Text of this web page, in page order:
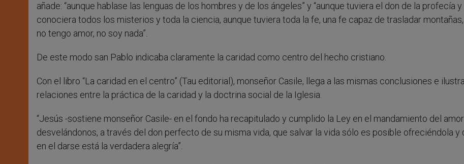
añade: “aunque hablase las lenguas de los hombres y de los ángeles” y “aunque tuviera el don de la profecía y
conociera todos los misterios y toda la ciencia, aunque tuviera toda la fe, una fe capaz de trasladar
no tengo amor, no soy nada”.
De este modo san Pablo indicaba claramente la caridad como centro del hecho cristiano.
Con el libro “La caridad en el centro” (Tau editorial), monseñor Casile, llega a las mismas conclusiones e
relaciones entre la práctica de la caridad y la doctrina social de la Iglesia.
“Jesús -sostiene monseñor Casile- en el fondo ha recapitulado y cumplido la Ley en el mandamiento del amor
desvelándonos, a través del don perfecto de su misma vida, que salvar la vida sólo es posible ofreciéndola y
en el darse está la verdadera alegría”.